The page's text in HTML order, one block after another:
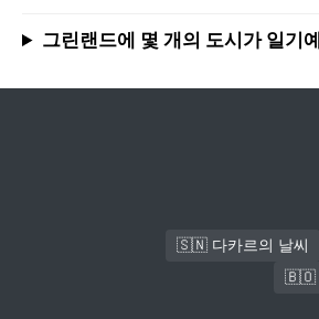
그린랜드에 몇 개의 도시가 일기
🇸🇳 다카르의 날씨
🇧🇴